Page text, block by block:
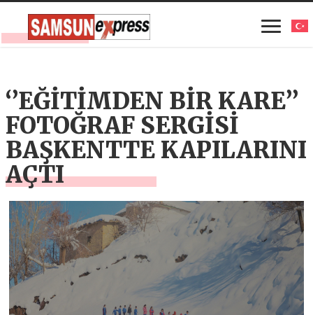
‘’EĞİTİMDEN BİR KARE’’
FOTOĞRAF SERGİSİ
BAŞKENTTE KAPILARINI
AÇTI